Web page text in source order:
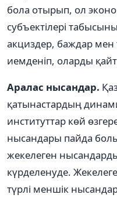
бола отырып, ол
субъектілері
акциздер, баждар
иемденіп, оларды
Аралас нысандар.
қатынастардың
институттар көй
нысандары пайда
жекелеген
күрделенуде.
түрлі меншік